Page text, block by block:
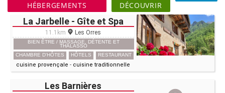
HÉBERGEMENTS
DÉCOUVRIR
La Jarbelle - Gîte et Spa
11.1km Les Orres
BIEN ÊTRE / MASSAGE, DÉTENTE ET
THALASSO
CHAMBRE D'HÔTES
HÔTELS RESTAURANT
cuisine provençale - cuisine traditionnelle
Les Barnières